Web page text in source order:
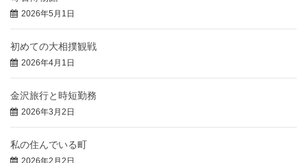
2026年5月1日
初めての大相撲観戦
2026年4月1日
金沢旅行と時短勤務
2026年3月2日
私の住んでいる町
2026年2月2日